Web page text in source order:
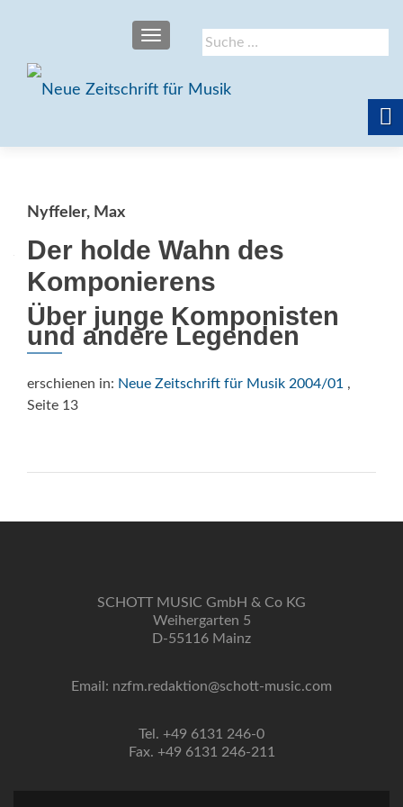
Suche
nach:
SCHALTE NAVIGATION
Nyffeler, Max
Der holde Wahn des
Komponierens
Über junge Komponisten
und andere Legenden
erschienen in: Neue Zeitschrift für Musik 2004/01 ,
Seite 13
SCHOTT MUSIC GmbH & Co KG
Weihergarten 5
D-55116 Mainz
Email: nzfm.redaktion@schott-music.com
Tel. +49 6131 246-0
Fax. +49 6131 246-211